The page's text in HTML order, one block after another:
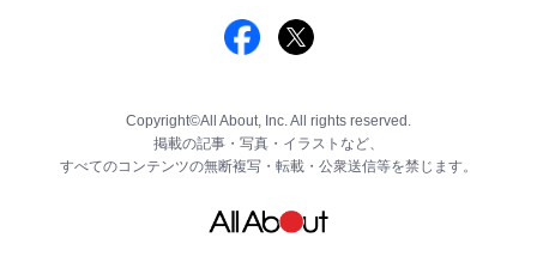
Copyright©All About, Inc. All rights reserved.
掲載の記事・写真・イラストなど、
すべてのコンテンツの無断複写・転載・公衆送信等を禁じます。